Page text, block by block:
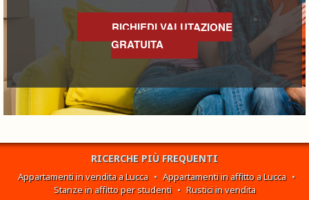
RICHIEDI VALUTAZIONE
GRATUITA
RICERCHE PIÙ FREQUENTI
Appartamenti in vendita a Lucca • Appartamenti in affitto a Lucca •
Stanze in affitto per studenti • Rustici in vendita